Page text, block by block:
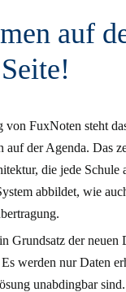
auf
FuxNoten steht
auf der Agenda. Das
die jede Schule
abbildet, wie
Grundsatz der
werden nur Daten
unabdingbar sind.